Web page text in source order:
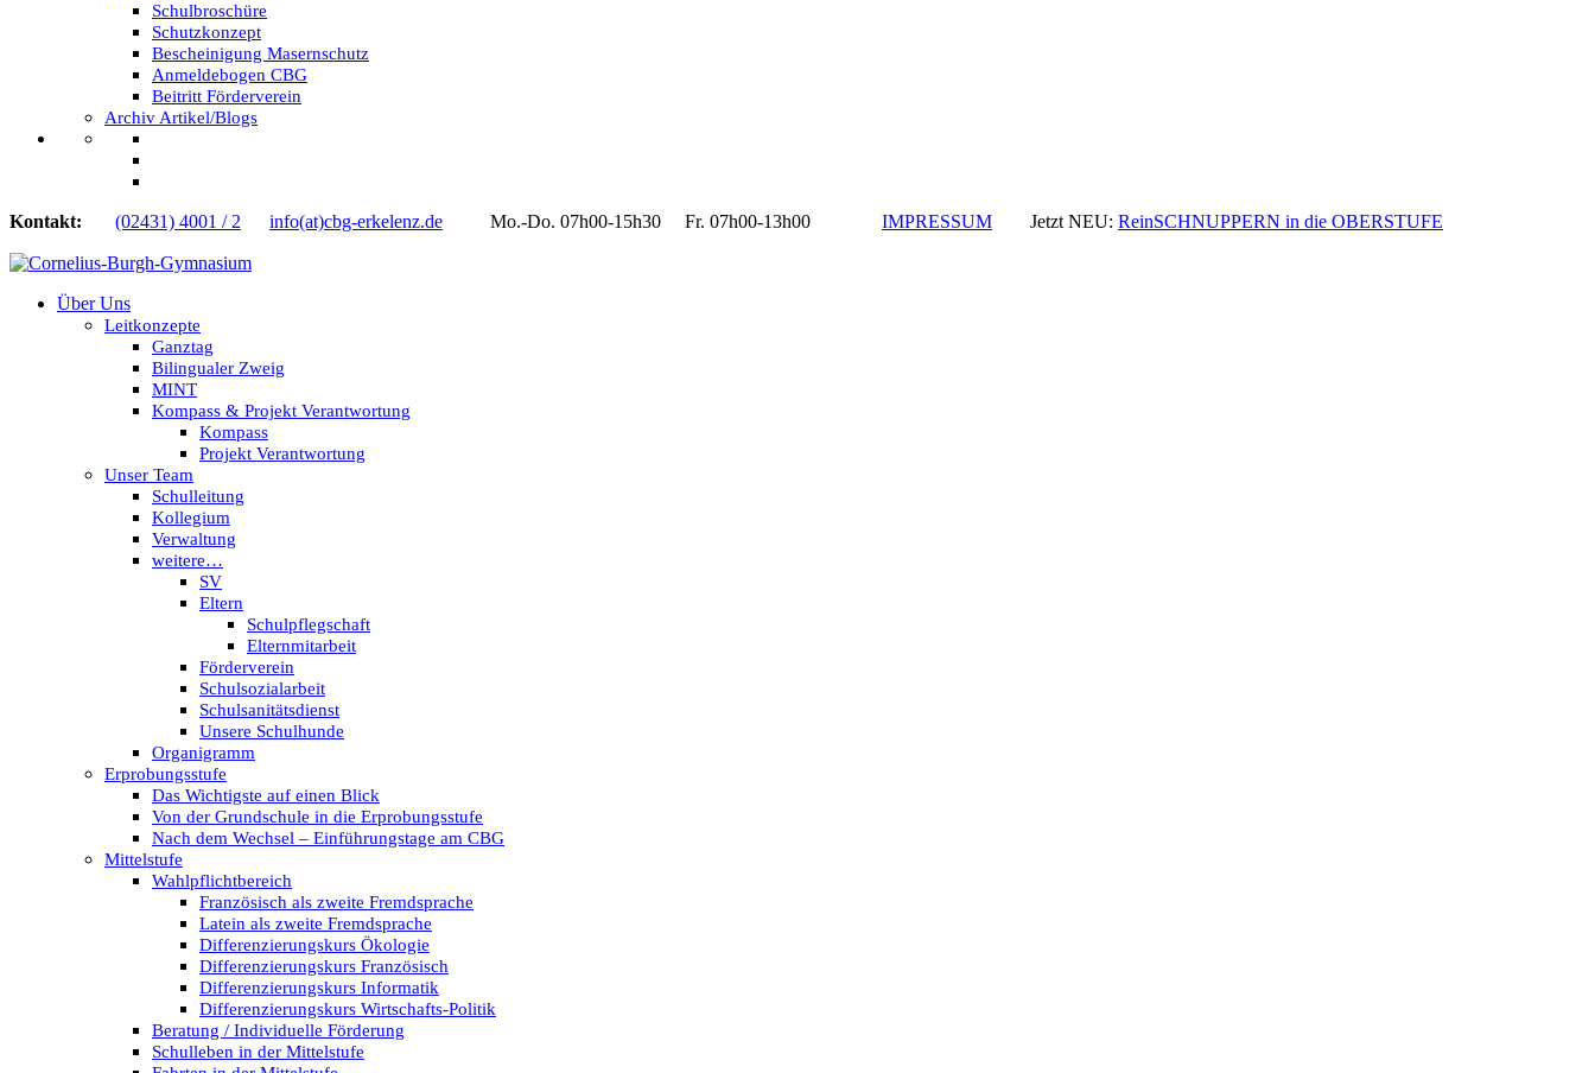
Schulbroschüre
Schutzkonzept
Bescheinigung Masernschutz
Anmeldebogen CBG
Beitritt Förderverein
Archiv Artikel/Blogs
Kontakt: (02431) 4001 / 2 info(at)cbg-erkelenz.de Mo.-Do. 07h00-15h30 Fr. 07h00-13h00 IMPRESSUM Jetzt NEU: ReinSCHNUPPERN in die OBERSTUFE
Über Uns
Leitkonzepte
Ganztag
Bilingualer Zweig
MINT
Kompass & Projekt Verantwortung
Kompass
Projekt Verantwortung
Unser Team
Schulleitung
Kollegium
Verwaltung
weitere…
SV
Eltern
Schulpflegschaft
Elternmitarbeit
Förderverein
Schulsozialarbeit
Schulsanitätsdienst
Unsere Schulhunde
Organigramm
Erprobungsstufe
Das Wichtigste auf einen Blick
Von der Grundschule in die Erprobungsstufe
Nach dem Wechsel – Einführungstage am CBG
Mittelstufe
Wahlpflichtbereich
Französisch als zweite Fremdsprache
Latein als zweite Fremdsprache
Differenzierungskurs Ökologie
Differenzierungskurs Französisch
Differenzierungskurs Informatik
Differenzierungskurs Wirtschafts-Politik
Beratung / Individuelle Förderung
Schulleben in der Mittelstufe